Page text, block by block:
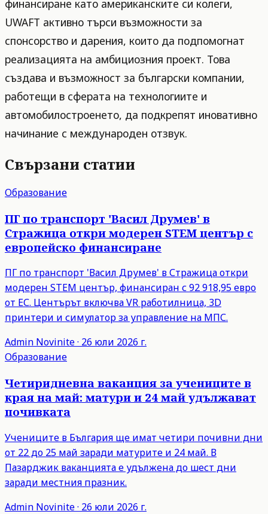
финансиране като американските си колеги,
UWAFT активно търси възможности за
спонсорство и дарения, които да подпомогнат
реализацията на амбициозния проект. Това
създава и възможност за български компании,
работещи в сферата на технологиите и
автомобилостроенето, да подкрепят иновативно
начинание с международен отзвук.
Свързани статии
Образование
ПГ по транспорт 'Васил Друмев' в
Стражица откри модерен STEM център с
европейско финансиране
ПГ по транспорт 'Васил Друмев' в Стражица откри
модерен STEM център, финансиран с 92 918,95 евро
от ЕС. Центърът включва VR работилница, 3D
принтери и симулатор за управление на МПС.
Admin Novinite· 26 юли 2026 г.
Образование
Четиридневна ваканция за учениците в
края на май: матури и 24 май удължават
почивката
Учениците в България ще имат четири почивни дни
от 22 до 25 май заради матурите и 24 май. В
Пазарджик ваканцията е удължена до шест дни
заради местния празник.
Admin Novinite· 26 юли 2026 г.